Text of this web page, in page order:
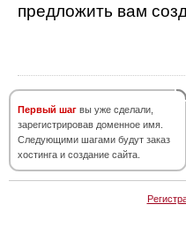
предложить вам
Первый шаг вы уже сделали,
зарегистрировав доменное имя.
Следующими шагами будут заказ
хостинга и создание сайта.